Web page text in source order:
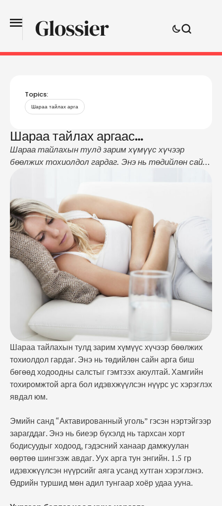
Topics:
Шараа тайлах арга
Шараа тайлах аргаас…
Шараа тайлахын тулд зарим хүмүүс хүчээр
бөөлжих тохиолдол гардаг. Энэ нь төдийлөн сайн
идэвхжүүлсэн нүүрс ус хэрэглэх явдал юм. Эмийн
санд "Актавированный уголь" гэсэн нэртэйгээр
зарагддаг. Энэ нь биеэр бүхэлд нь тархсан хорт
бодисуудыг ходоод, гэдэсний ханаар дамжуулан
өөртөө шингээж авдаг. Уух арга тун …
Шараа тайлахын тулд зарим хүмүүс хүчээр бөөлжих
тохиолдол гардаг. Энэ нь төдийлөн сайн арга биш
бөгөөд ходоодны салстыг гэмтээх аюултай. Хамгийн
тохиромжтой арга бол идэвхжүүлсэн нүүрс ус хэрэглэх
явдал юм.
Эмийн санд “Актавированный уголь” гэсэн нэртэйгээр
зарагддаг. Энэ нь биеэр бүхэлд нь тархсан хорт
бодисуудыг ходоод, гэдэсний ханаар дамжуулан
өөртөө шингээж авдаг. Уух арга тун энгийн. 1.5 гр
идэвхжүүлсэн нүүрсийг аяга усанд хутган хэрэглэнэ.
Өдрийн туршид мөн адил тунгаар хоёр удаа ууна.